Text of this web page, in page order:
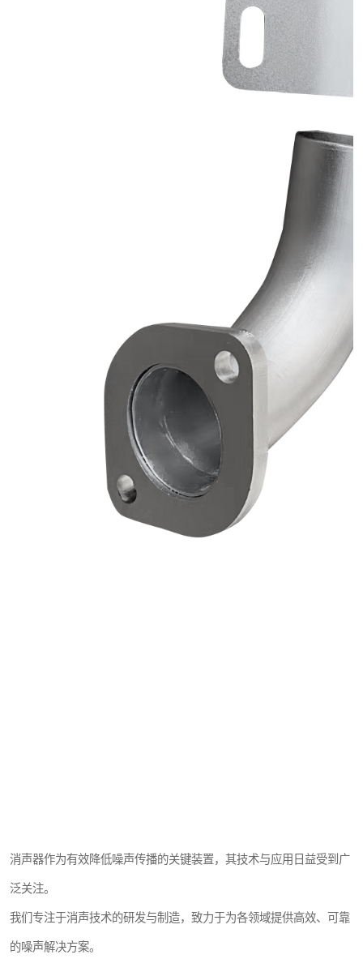
消声器作为有效降低噪声传播的关键装置，其技术与应用日益受到广
泛关注。
我们专注于消声技术的研发与制造，致力于为各领域提供高效、可靠
的噪声解决方案。